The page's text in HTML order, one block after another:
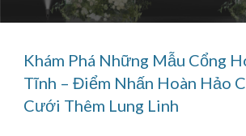
Khám Phá Những Mẫu Cổng
Tĩnh – Điểm Nhấn Hoàn Hảo
Cưới Thêm Lung Linh